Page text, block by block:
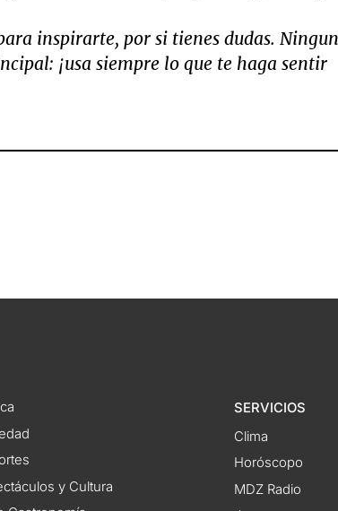
inspirarte, por si tienes dudas.
¡usa siempre lo que te haga sentir
y Cultura
SERVICIOS
Clima
Horóscopo
MDZ Radio